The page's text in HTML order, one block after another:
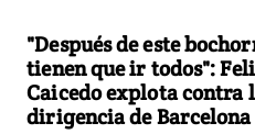
"Después de este
tienen que ir todos":
Caicedo explota contra
dirigencia de Barcelona